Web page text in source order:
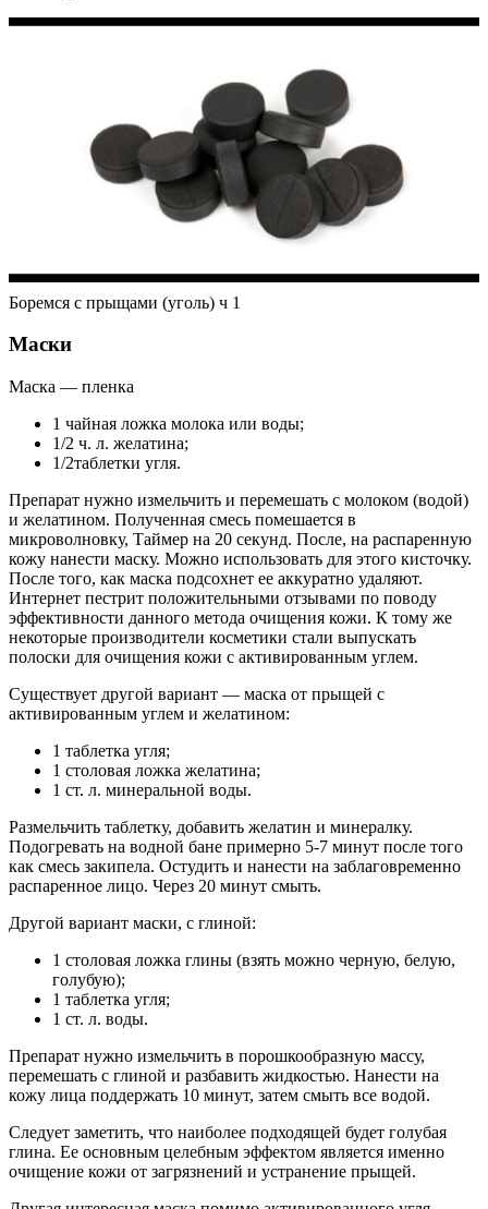
Боремся с прыщами (уголь) ч 1
Маски
Маска — пленка
1 чайная ложка молока или воды;
1/2 ч. л. желатина;
1/2таблетки угля.
Препарат нужно измельчить и перемешать с молоком (водой)
и желатином. Полученная смесь помешается в
микроволновку, Таймер на 20 секунд. После, на распаренную
кожу нанести маску. Можно использовать для этого кисточку.
После того, как маска подсохнет ее аккуратно удаляют.
Интернет пестрит положительными отзывами по поводу
эффективности данного метода очищения кожи. К тому же
некоторые производители косметики стали выпускать
полоски для очищения кожи с активированным углем.
Существует другой вариант — маска от прыщей с
активированным углем и желатином:
1 таблетка угля;
1 столовая ложка желатина;
1 ст. л. минеральной воды.
Размельчить таблетку, добавить желатин и минералку.
Подогревать на водной бане примерно 5-7 минут после того
как смесь закипела. Остудить и нанести на заблаговременно
распаренное лицо. Через 20 минут смыть.
Другой вариант маски, с глиной:
1 столовая ложка глины (взять можно черную, белую,
голубую);
1 таблетка угля;
1 ст. л. воды.
Препарат нужно измельчить в порошкообразную массу,
перемешать с глиной и разбавить жидкостью. Нанести на
кожу лица поддержать 10 минут, затем смыть все водой.
Следует заметить, что наиболее подходящей будет голубая
глина. Ее основным целебным эффектом является именно
очищение кожи от загрязнений и устранение прыщей.